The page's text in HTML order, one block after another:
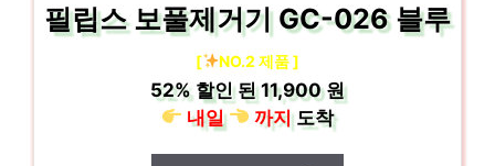
필립스 보풀제거기 GC-026 블루
[ NO.2 제품 ]
52% 할인 된11,900 원
내일
까지도착